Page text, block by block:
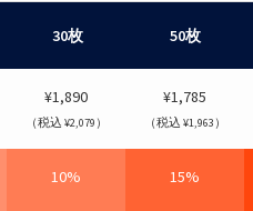
30枚 50枚
¥1,890
（税込 ¥2,079）
¥1,785
（税込 ¥1,963）
10% 15%